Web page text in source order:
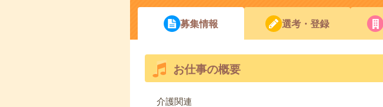
募集情報 選考・登録
お仕事の概要
介護関連